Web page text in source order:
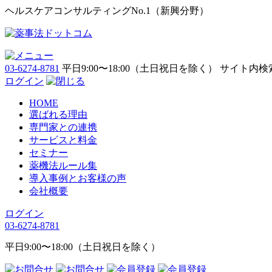
ヘルスケアコンサルティングNo.1（新興分野）
03-6274-8781 平日9:00〜18:00（土日祝日を除く）
サイト内検
ログイン
HOME
選ばれる理由
専門家との連携
サービスと料金
セミナー
薬機法ルール集
導入事例とお客様の声
会社概要
ログイン
03-6274-8781
平日9:00〜18:00（土日祝日を除く）